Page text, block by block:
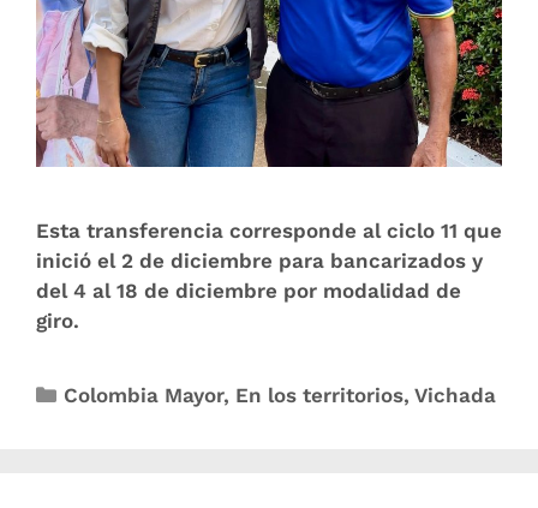
Esta transferencia corresponde al ciclo 11 que
inició el 2 de diciembre para bancarizados y
del 4 al 18 de diciembre por modalidad de
giro.
Colombia Mayor, En los territorios,Vichada